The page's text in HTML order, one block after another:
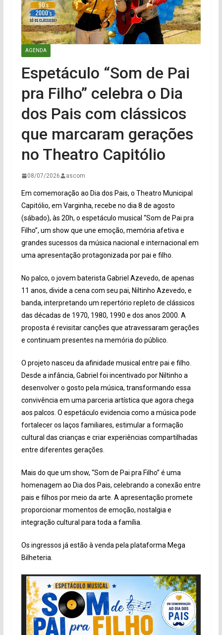
AGENDA
Espetáculo “Som de Pai
pra Filho” celebra o Dia
dos Pais com clássicos
que marcaram gerações
no Theatro Capitólio
08/07/2026 ascom
Em comemoração ao Dia dos Pais, o Theatro Municipal
Capitólio, em Varginha, recebe no dia 8 de agosto
(sábado), às 20h, o espetáculo musical “Som de Pai pra
Filho”, um show que une emoção, memória afetiva e
grandes sucessos da música nacional e internacional em
uma apresentação protagonizada por pai e filho.
No palco, o jovem baterista Gabriel Azevedo, de apenas
11 anos, divide a cena com seu pai, Niltinho Azevedo, e
banda, interpretando um repertório repleto de clássicos
das décadas de 1970, 1980, 1990 e dos anos 2000. A
proposta é revisitar canções que atravessaram gerações
e continuam presentes na memória do público.
O projeto nasceu da afinidade musical entre pai e filho.
Desde a infância, Gabriel foi incentivado por Niltinho a
desenvolver o gosto pela música, transformando essa
convivência em uma parceria artística que agora chega
aos palcos. O espetáculo evidencia como a música pode
fortalecer os laços familiares, estimular a formação
cultural das crianças e criar experiências compartilhadas
entre diferentes gerações.
Mais do que um show, “Som de Pai pra Filho” é uma
homenagem ao Dia dos Pais, celebrando a conexão entre
pais e filhos por meio da arte. A apresentação promete
proporcionar momentos de emoção, nostalgia e
integração cultural para toda a família.
Os ingressos já estão à venda pela plataforma Mega
Bilheteria.